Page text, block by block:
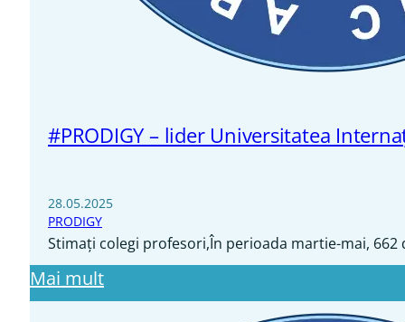
#PRODIGY – lider Universitatea
28.05.2025
PRODIGY
Stimați colegi profesori,În perioada martie-mai,
Mai mult